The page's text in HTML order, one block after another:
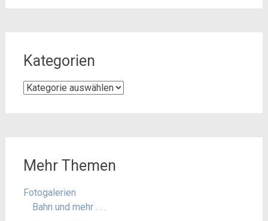
Kategorien
Kategorien
Mehr Themen
Fotogalerien
Bahn und mehr . . .